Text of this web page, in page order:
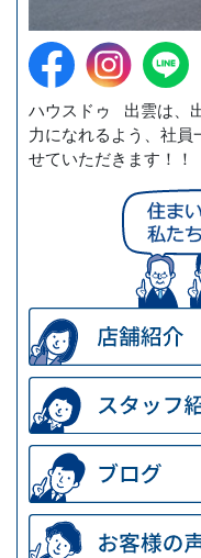
ハウスドゥ 出雲は、
力になれるよう、社員
せていただきます！！